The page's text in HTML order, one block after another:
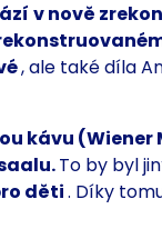
v nově
, ale také díla
kávu (Wiener
To by byl
děti. Díky